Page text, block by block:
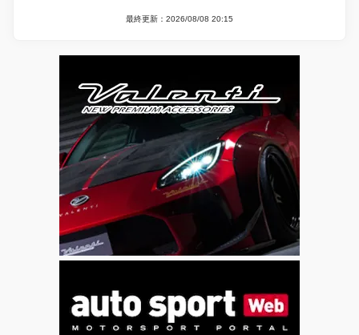
最終更新：2026/08/08 20:15